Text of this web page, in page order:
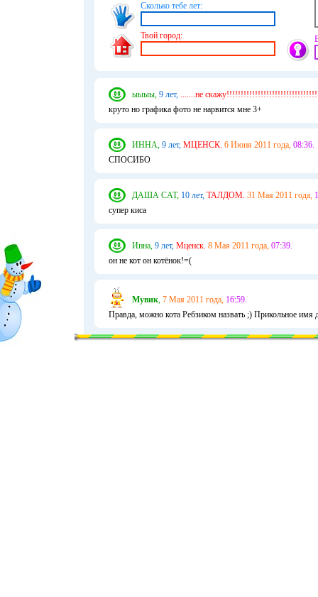
Сколько тебе лет:
Твой город:
ыыыы, 9 лет, .......не
круто но графика фото не нарвится мне 3+
ИННА, 9 лет, МЦЕНСК. 6 Июня 2011 года, 08:36.
СПОСИБО
ДАША CAT, 10 лет, ТАЛДОМ. 31 Мая 2011 года,
супер киса
Инна, 9 лет, Мценск. 8 Мая 2011 года, 07:39.
он не кот он котёнок!=(
Мувик, 7 Мая 2011 года, 16:59.
Правда, можно кота Ребзиком назвать ;) Прикольное имя